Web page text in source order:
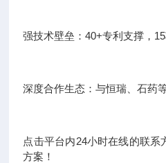
强技术壁垒：40+专利支撑，
深度合作生态：与恒瑞、石药
点击平台内24小时在线的联系
方案！